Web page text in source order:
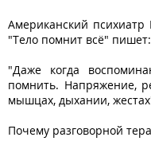
Американский психиатр
"Тело помнит всё" пишет:
"Даже когда
помнить. Напряжение,
мышцах, дыхании,
Почему разговорной